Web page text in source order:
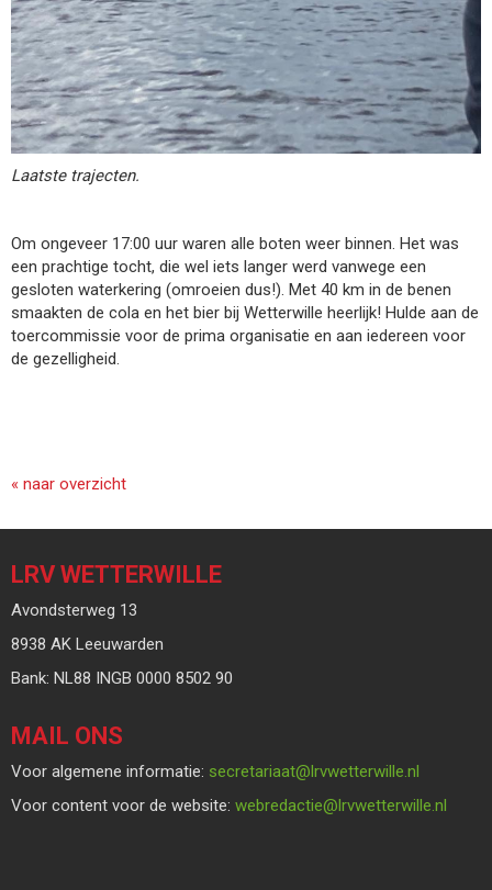
Laatste trajecten.
Om ongeveer 17:00 uur waren alle boten weer binnen. Het was
een prachtige tocht, die wel iets langer werd vanwege een
gesloten waterkering (omroeien dus!). Met 40 km in de benen
smaakten de cola en het bier bij Wetterwille heerlijk! Hulde aan de
toercommissie voor de prima organisatie en aan iedereen voor
de gezelligheid.
« naar overzicht
LRV WETTERWILLE
Avondsterweg 13
8938 AK Leeuwarden
Bank: NL88 INGB 0000 8502 90
MAIL ONS
Voor algemene informatie: taairaterces@lrvwetterwille.nl
Voor content voor de website: eitcaderbew@lrvwetterwille.nl